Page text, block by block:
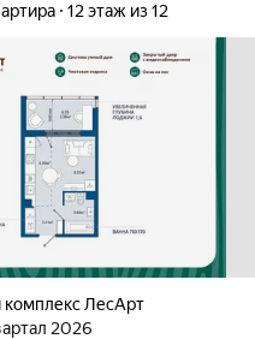
12 этаж из 12
ЛесАрт
2026